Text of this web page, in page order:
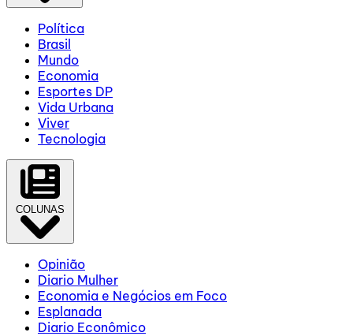
Política
Brasil
Mundo
Economia
Esportes DP
Vida Urbana
Viver
Tecnologia
COLUNAS
Opinião
Diario Mulher
Economia e Negócios em Foco
Esplanada
Diario Econômico